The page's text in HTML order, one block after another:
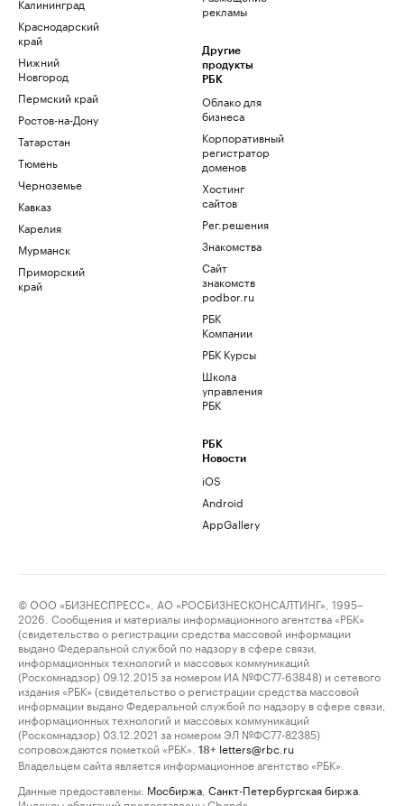
Краснодарский
край
Нижний
Новгород
Пермский край
Ростов-на-Дону
Татарстан
Тюмень
Черноземье
Кавказ
Карелия
Мурманск
Приморский
край
рекламы
Другие
продукты
РБК
Облако для
бизнеса
Корпоративный
регистратор
доменов
Хостинг
сайтов
Рег.решения
Знакомства
Сайт
знакомств
podbor.ru
РБК
Компании
РБК Курсы
Школа
управления
РБК
РБК
Новости
iOS
Android
AppGallery
© ООО «БИЗНЕСПРЕСС», АО «РОСБИЗНЕСКОНСАЛТИНГ», 1995–
2026. Сообщения и материалы информационного агентства «РБК»
(свидетельство о регистрации средства массовой информации
выдано Федеральной службой по надзору в сфере связи,
информационных технологий и массовых коммуникаций
(Роскомнадзор) 09.12.2015 за номером ИА №ФС77-63848) и сетевого
издания «РБК» (свидетельство о регистрации средства массовой
информации выдано Федеральной службой по надзору в сфере связи,
информационных технологий и массовых коммуникаций
(Роскомнадзор) 03.12.2021 за номером ЭЛ №ФС77-82385)
сопровождаются пометкой «РБК».
18+ letters@rbc.ru
Владельцем сайта является информационное агентство «РБК».
Данные предоставлены: Мосбиржа Санкт-Петербургская биржа